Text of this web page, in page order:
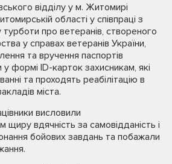
відділу у м. Житомирі
області у співпраці з
про ветеранів, створеного
у справах ветеранів України,
та вручення паспортів
формі ID-карток захисникам, які
та проходять реабілітацію в
міста.
висловили
щиру вдячність за самовідданість і
бойових завдань та побажали